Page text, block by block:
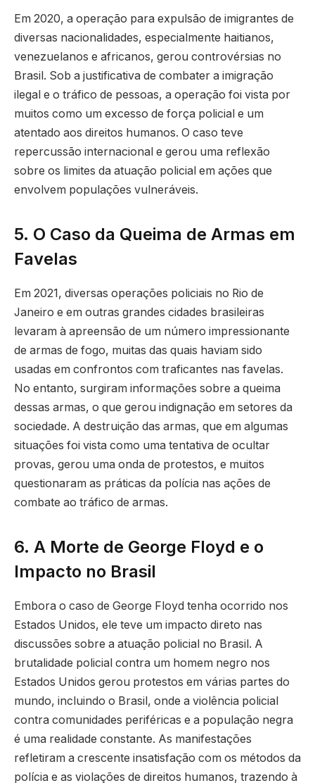
Em 2020, a operação para expulsão de imigrantes de
diversas nacionalidades, especialmente haitianos,
venezuelanos e africanos, gerou controvérsias no
Brasil. Sob a justificativa de combater a imigração
ilegal e o tráfico de pessoas, a operação foi vista por
muitos como um excesso de força policial e um
atentado aos direitos humanos. O caso teve
repercussão internacional e gerou uma reflexão
sobre os limites da atuação policial em ações que
envolvem populações vulneráveis.
5. O Caso da Queima de Armas em
Favelas
Em 2021, diversas operações policiais no Rio de
Janeiro e em outras grandes cidades brasileiras
levaram à apreensão de um número impressionante
de armas de fogo, muitas das quais haviam sido
usadas em confrontos com traficantes nas favelas.
No entanto, surgiram informações sobre a queima
dessas armas, o que gerou indignação em setores da
sociedade. A destruição das armas, que em algumas
situações foi vista como uma tentativa de ocultar
provas, gerou uma onda de protestos, e muitos
questionaram as práticas da polícia nas ações de
combate ao tráfico de armas.
6. A Morte de George Floyd e o
Impacto no Brasil
Embora o caso de George Floyd tenha ocorrido nos
Estados Unidos, ele teve um impacto direto nas
discussões sobre a atuação policial no Brasil. A
brutalidade policial contra um homem negro nos
Estados Unidos gerou protestos em várias partes do
mundo, incluindo o Brasil, onde a violência policial
contra comunidades periféricas e a população negra
é uma realidade constante. As manifestações
refletiram a crescente insatisfação com os métodos da
polícia e as violações de direitos humanos, trazendo à